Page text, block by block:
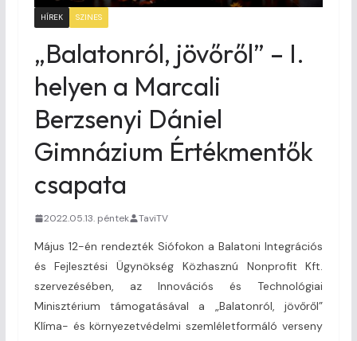
HÍREK SZINES
„Balatonról, jövőről” – I.
helyen a Marcali
Berzsenyi Dániel
Gimnázium Értékmentők
csapata
2022.05.13. péntek TaviTV
Május 12-én rendezték Siófokon a Balatoni Integrációs
és Fejlesztési Ügynökség Közhasznú Nonprofit Kft.
szervezésében, az Innovációs és Technológiai
Minisztérium támogatásával a „Balatonról, jövőről”
Klíma- és környezetvédelmi szemléletformáló verseny